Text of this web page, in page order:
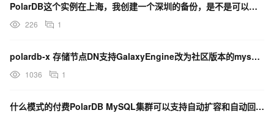
PolarDB这个实例在上海，我创建一个深圳的备份，是不是可以把备份恢复到深圳的实例？
226 1
polardb-x 存储节点DN支持GalaxyEngine改为社区版本的mysql不
1036 1
什么模式的付费PolarDB MySQL集群可以支持自动扩容和自动回缩？